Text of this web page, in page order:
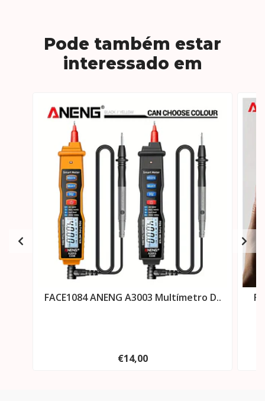
Pode também estar
interessado em
FACE1084 ANENG A3003 Multímetro D..
€14,00